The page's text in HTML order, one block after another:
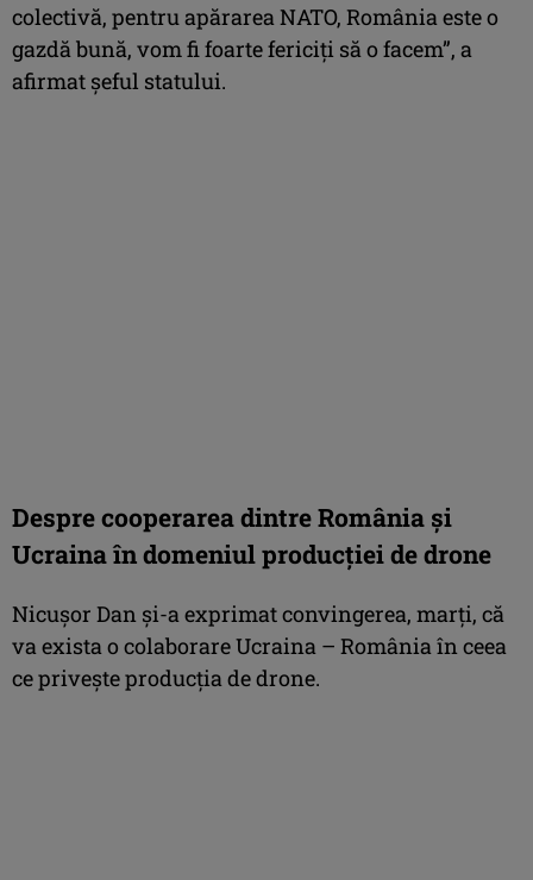
colectivă, pentru apărarea NATO, România este o
gazdă bună, vom fi foarte fericiţi să o facem”, a
afirmat şeful statului.
Despre cooperarea dintre România și
Ucraina în domeniul producției de drone
Nicuşor Dan şi-a exprimat convingerea, marţi, că
va exista o colaborare Ucraina – România în ceea
ce priveşte producţia de drone.